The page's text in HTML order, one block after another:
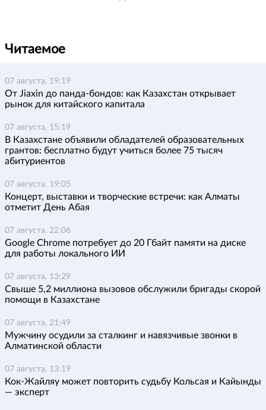
Читаемое
07 августа, 19:19
От Jiaxin до панда-бондов: как Казахстан открывает
рынок для китайского капитала
07 августа, 15:19
В Казахстане объявили обладателей образовательных
грантов: бесплатно будут учиться более 75 тысяч
абитуриентов
07 августа, 19:05
Концерт, выставки и творческие встречи: как Алматы
отметит День Абая
07 августа, 22:06
Google Chrome потребует до 20 Гбайт памяти на диске
для работы локального ИИ
07 августа, 13:29
Свыше 5,2 миллиона вызовов обслужили бригады скорой
помощи в Казахстане
07 августа, 21:49
Мужчину осудили за сталкинг и навязчивые звонки в
Алматинской области
07 августа, 13:19
Кок-Жайляу может повторить судьбу Кольсая и Кайынды
— эксперт